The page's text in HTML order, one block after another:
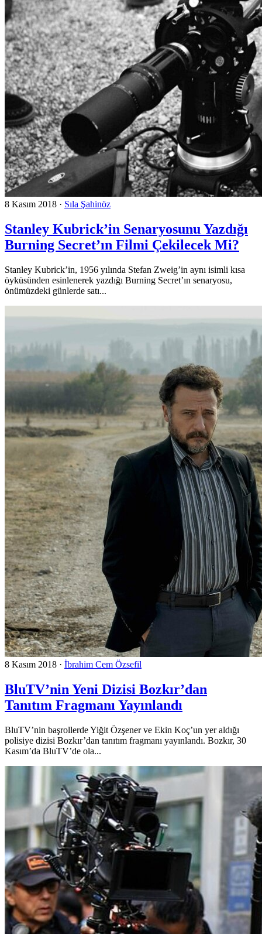
8 Kasım 2018 · Sıla Şahinöz
Stanley Kubrick’in Senaryosunu Yazdığı
Burning Secret’ın Filmi Çekilecek Mi?
Stanley Kubrick’in, 1956 yılında Stefan Zweig’in aynı isimli kısa
öyküsünden esinlenerek yazdığı Burning Secret’ın senaryosu,
önümüzdeki günlerde satı...
8 Kasım 2018 · İbrahim Cem Özsefil
BluTV’nin Yeni Dizisi Bozkır’dan
Tanıtım Fragmanı Yayınlandı
BluTV’nin başrollerde Yiğit Özşener ve Ekin Koç’un yer aldığı
polisiye dizisi Bozkır’dan tanıtım fragmanı yayınlandı. Bozkır, 30
Kasım’da BluTV’de ola...